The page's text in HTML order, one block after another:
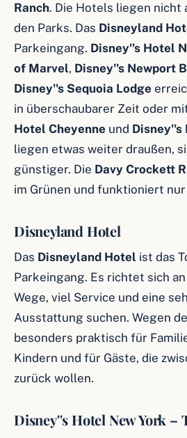
Ranch. Die Hotels liegen nicht
den Parks. Das Disneyland
Parkeingang. Disney''s Hotel
of Marvel, Disney''s Newport
Disney''s Sequoia Lodge
in überschaubarer Zeit oder
Hotel Cheyenne und Disney''s
liegen etwas weiter draußen,
günstiger. Die Davy Crockett
im Grünen und funktioniert
Disneyland Hotel
Das Disneyland Hotel ist das
Parkeingang. Es richtet sich
Wege, viel Service und eine
Ausstattung suchen. Wegen
besonders praktisch für
Kindern und für Gäste, die
zurück wollen.
Disney''s Hotel New York –